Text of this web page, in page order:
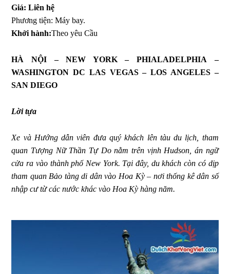
Giá:Liên hệ
Phương tiện: Máy bay.
Khởi hành:Theo yêu Cầu
HÀ NỘI – NEW YORK – PHIALADELPHIA–
WASHINGTON DC LAS VEGAS – LOS ANGELES –
SAN DIEGO
Lời tựa
Xe và Hướng dẫn viên đưa quý khách lên tàu du lịch, tham
quan Tượng Nữ Thần Tự Do nằm trên vịnh Hudson, án ngữ
cửa ra vào thành phố New York. Tại đây, du khách còn có dịp
tham quan Bảo tàng di dân vào Hoa Kỳ – nơi thống kê dân số
nhập cư từ các nước khác vào Hoa Kỳ hàng năm.